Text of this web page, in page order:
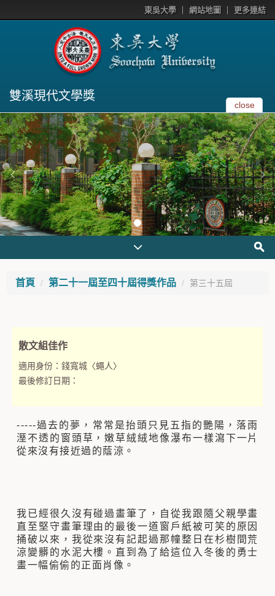
東吳大學 網站地圖 更多連結
雙溪現代文學獎
close
首頁 第二十一屆至四十屆得獎作品 第三十五屆
散文組佳作
適用身份： 錢寬城〈蠅人〉
最後修訂日期：
-----過去的夢，常常是抬頭只見五指的艷陽，落雨
溼不透的窗頭草，嫩草絨絨地像瀑布一樣瀉下一片
從來沒有接近過的蔭涼。
我已經很久沒有碰過畫筆了，自從我跟隨父親學畫
直至堅守畫筆理由的最後一道窗戶紙被可笑的原因
捅破以來，我從來沒有記起過那幢整日在杉樹間荒
涼變髒的水泥大樓。直到為了給這位入冬後的勇士
畫一幅偷偷的正面肖像。